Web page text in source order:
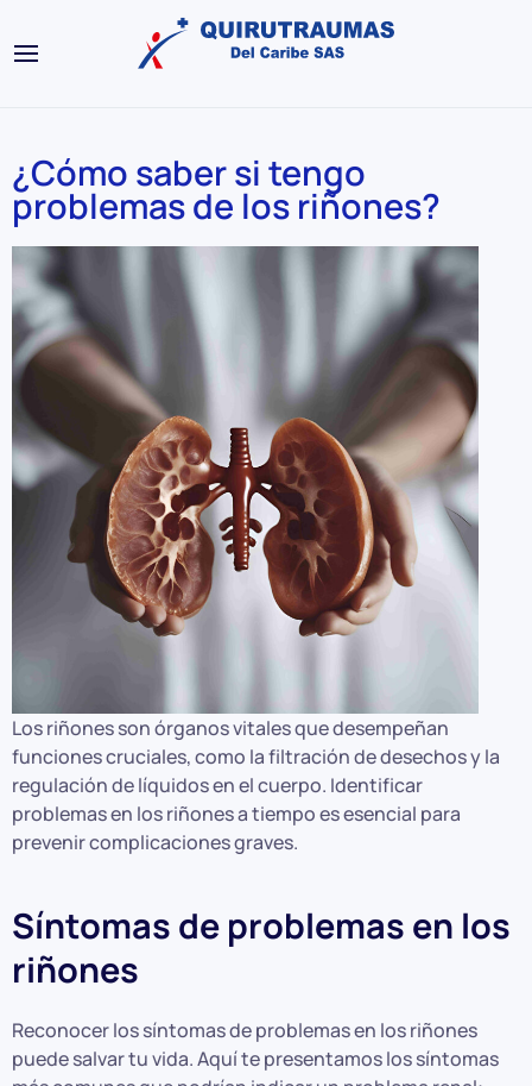
¿Cómo saber si tengo
problemas de los riñones?
Los riñones son órganos vitales que desempeñan
funciones cruciales, como la filtración de desechos y la
regulación de líquidos en el cuerpo. Identificar
problemas en los riñones a tiempo es esencial para
prevenir complicaciones graves.
Síntomas de problemas en los
riñones
Reconocer los síntomas de problemas en los riñones
puede salvar tu vida. Aquí te presentamos los síntomas